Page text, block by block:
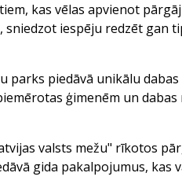
kas vēlas apvienot
iespēju redzēt gan
parks piedāvā unikālu
ģimenēm un dabas
valsts mežu" rīkotos
gida pakalpojumus, kas